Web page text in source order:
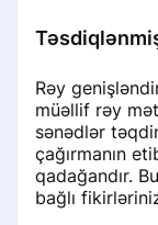
Rəy
müəllif rəy
sənədlər
çağırmanın
qadağandır.
bağlı